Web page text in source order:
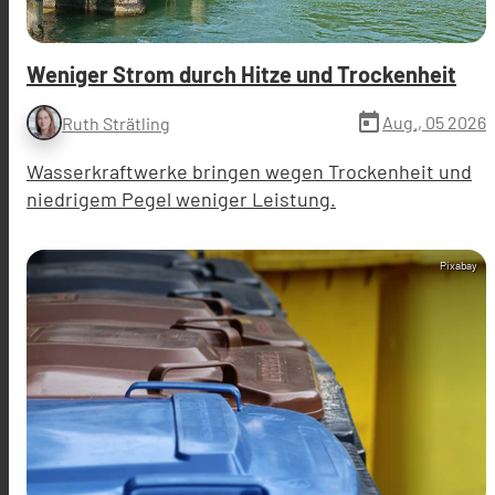
Weniger Strom durch Hitze und Trockenheit
Ruth Strätling today Aug., 05 2026
Wasserkraftwerke bringen wegen Trockenheit und
niedrigem Pegel weniger Leistung.
Pixabay